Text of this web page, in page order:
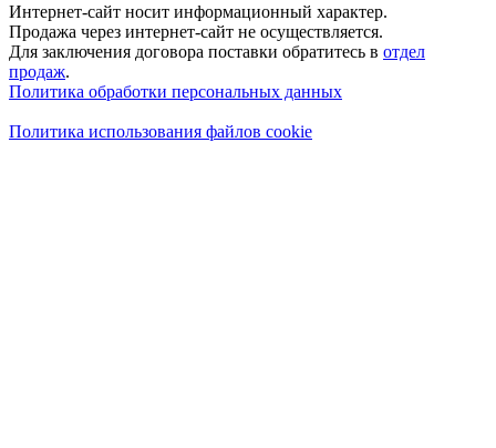
Интернет-сайт носит информационный характер.
Продажа через интернет-сайт не осуществляется.
Для заключения договора поставки обратитесь в отдел
продаж.
Политика обработки персональных данных
Политика использования файлов cookie